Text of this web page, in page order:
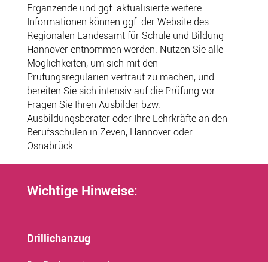
Ergänzende und ggf. aktualisierte weitere
Informationen können ggf. der Website des
Regionalen Landesamt für Schule und Bildung
Hannover entnommen werden. Nutzen Sie alle
Möglichkeiten, um sich mit den
Prüfungsregularien vertraut zu machen, und
bereiten Sie sich intensiv auf die Prüfung vor!
Fragen Sie Ihren Ausbilder bzw.
Ausbildungsberater oder Ihre Lehrkräfte an den
Berufsschulen in Zeven, Hannover oder
Osnabrück.
Wichtige Hinweise:
Drillichanzug